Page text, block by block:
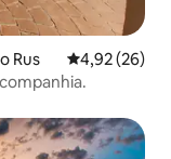
Rus 4,92 de uma
4,92 (26)